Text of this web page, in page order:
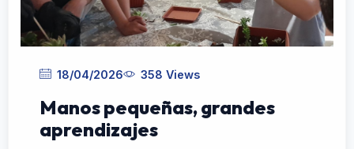
18/04/2026 358 Views
Manos pequeñas, grandes
aprendizajes